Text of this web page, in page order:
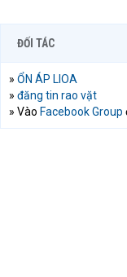
ĐỐI TÁC
» ỔN ÁP LIOA
» đăng tin rao vặt
» Vào Facebook Group